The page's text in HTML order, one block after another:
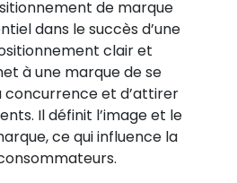
de marque
dans le succès d’une
clair et
à une marque de se
concurrence et d’attirer
Il définit l’image et le
ce qui influence la